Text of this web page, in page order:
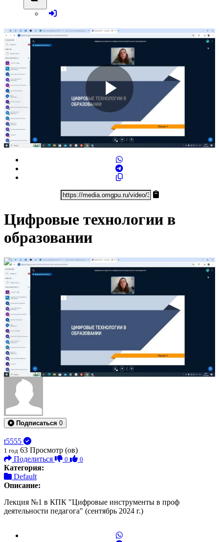
Play
Video
Цифровые технологии в
образовании
1:00:55
Подписаться 0
t5555
1 год 63 Просмотр (ов)
Поделиться
0 0
Категория:
Default
Описание:
Лекция №1 в КПК "Цифровые инструменты в проф
деятельности педагога" (сентябрь 2024 г.)